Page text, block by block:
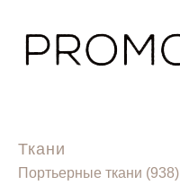
Ткани
Портьерные ткани (938)